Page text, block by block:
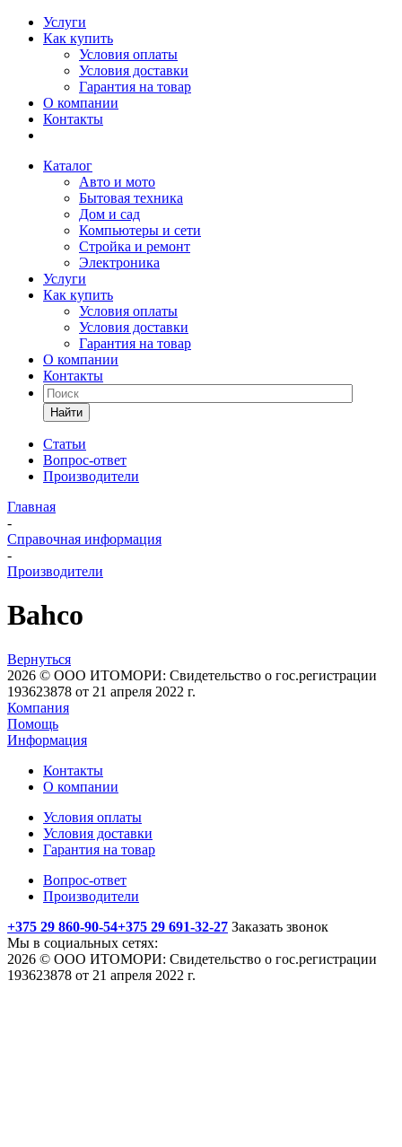
Услуги
Как купить
Условия оплаты
Условия доставки
Гарантия на товар
О компании
Контакты
Каталог
Авто и мото
Бытовая техника
Дом и сад
Компьютеры и сети
Стройка и ремонт
Электроника
Услуги
Как купить
Условия оплаты
Условия доставки
Гарантия на товар
О компании
Контакты
Найти
Статьи
Вопрос-ответ
Производители
Главная
-
Справочная информация
-
Производители
Bahco
Вернуться
2026 © ООО ИТОМОРИ: Свидетельство о гос.регистрации
193623878 от 21 апреля 2022 г.
Компания
Помощь
Информация
Контакты
О компании
Условия оплаты
Условия доставки
Гарантия на товар
Вопрос-ответ
Производители
+375 29 860-90-54+375 29 691-32-27 Заказать звонок
Мы в социальных сетях:
2026 © ООО ИТОМОРИ: Свидетельство о гос.регистрации
193623878 от 21 апреля 2022 г.